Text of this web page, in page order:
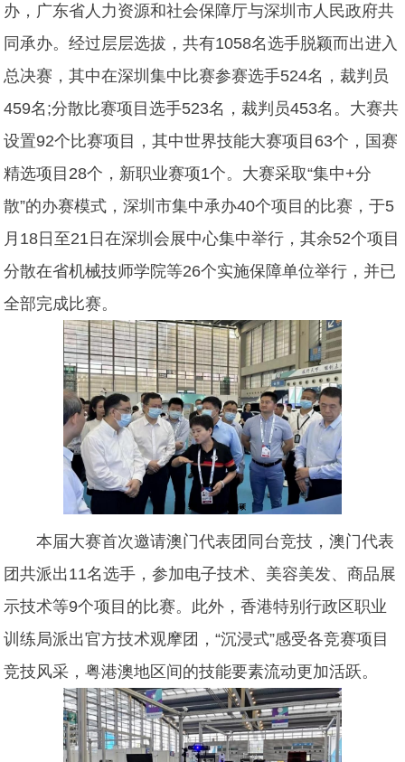
办，广东省人力资源和社会保障厅与深圳市人民政府共
同承办。经过层层选拔，共有1058名选手脱颖而出进入
总决赛，其中在深圳集中比赛参赛选手524名，裁判员
459名;分散比赛项目选手523名，裁判员453名。大赛共
设置92个比赛项目，其中世界技能大赛项目63个，国赛
精选项目28个，新职业赛项1个。大赛采取“集中+分
散”的办赛模式，深圳市集中承办40个项目的比赛，于5
月18日至21日在深圳会展中心集中举行，其余52个项目
分散在省机械技师学院等26个实施保障单位举行，并已
全部完成比赛。
本届大赛首次邀请澳门代表团同台竞技，澳门代表
团共派出11名选手，参加电子技术、美容美发、商品展
示技术等9个项目的比赛。此外，香港特别行政区职业
训练局派出官方技术观摩团，“沉浸式”感受各竞赛项目
竞技风采，粤港澳地区间的技能要素流动更加活跃。